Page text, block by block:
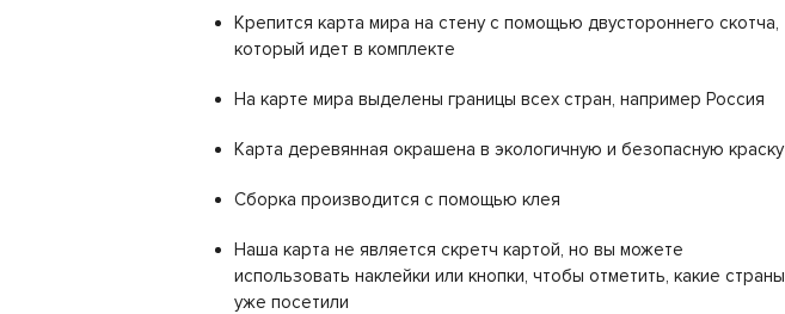
Крепится карта мира на стену с помощью двустороннего скотча,
который идет в комплекте
На карте мира выделены границы всех стран, например Россия
Карта деревянная окрашена в экологичную и безопасную краску
Сборка производится с помощью клея
Наша карта не является скретч картой, но вы можете
использовать наклейки или кнопки, чтобы отметить, какие страны
уже посетили